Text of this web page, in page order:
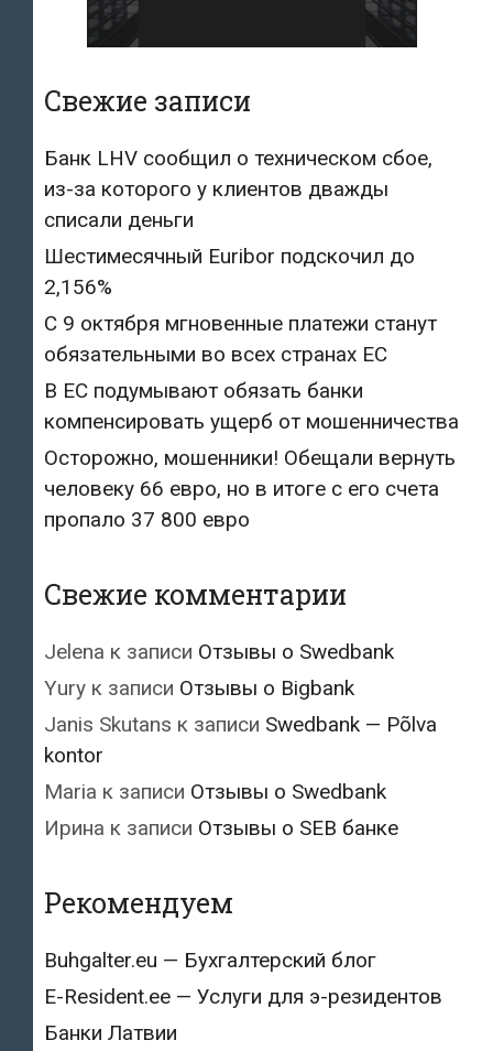
Свежие записи
Банк LHV сообщил о техническом сбое,
из-за которого у клиентов дважды
списали деньги
Шестимесячный Euribor подскочил до
2,156%
С 9 октября мгновенные платежи станут
обязательными во всех странах ЕС
В ЕС подумывают обязать банки
компенсировать ущерб от мошенничества
Осторожно, мошенники! Обещали вернуть
человеку 66 евро, но в итоге с его счета
пропало 37 800 евро
Свежие комментарии
Jelena к записи Отзывы о Swedbank
Yury к записи Отзывы о Bigbank
Janis Skutans к записи Swedbank — Põlva
kontor
Maria к записи Отзывы о Swedbank
Ирина к записи Отзывы о SEB банке
Рекомендуем
Buhgalter.eu — Бухгалтерский блог
E-Resident.ee — Услуги для э-резидентов
Банки Латвии